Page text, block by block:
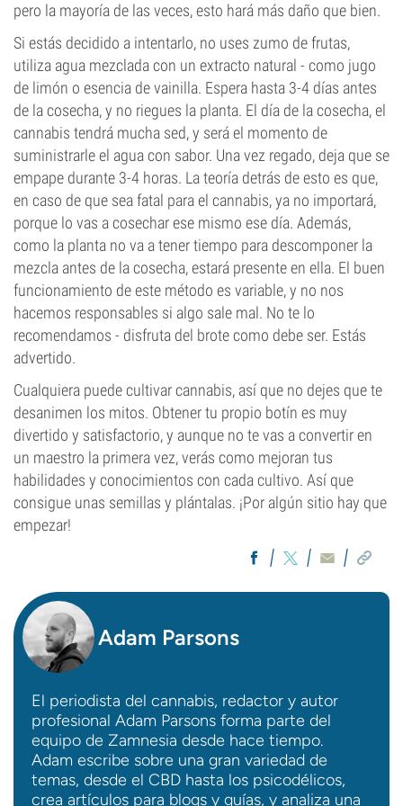
pero la mayoría de las veces, esto hará más daño que bien.
Si estás decidido a intentarlo, no uses zumo de frutas,
utiliza agua mezclada con un extracto natural - como jugo
de limón o esencia de vainilla. Espera hasta 3-4 días antes
de la cosecha, y no riegues la planta. El día de la cosecha, el
cannabis tendrá mucha sed, y será el momento de
suministrarle el agua con sabor. Una vez regado, deja que se
empape durante 3-4 horas. La teoría detrás de esto es que,
en caso de que sea fatal para el cannabis, ya no importará,
porque lo vas a cosechar ese mismo ese día. Además,
como la planta no va a tener tiempo para descomponer la
mezcla antes de la cosecha, estará presente en ella. El buen
funcionamiento de este método es variable, y no nos
hacemos responsables si algo sale mal. No te lo
recomendamos - disfruta del brote como debe ser. Estás
advertido.
Cualquiera puede cultivar cannabis, así que no dejes que te
desanimen los mitos. Obtener tu propio botín es muy
divertido y satisfactorio, y aunque no te vas a convertir en
un maestro la primera vez, verás como mejoran tus
habilidades y conocimientos con cada cultivo. Así que
consigue unas semillas y plántalas. ¡Por algún sitio hay que
empezar!
Adam Parsons
El periodista del cannabis, redactor y autor
profesional Adam Parsons forma parte del
equipo de Zamnesia desde hace tiempo.
Adam escribe sobre una gran variedad de
temas, desde el CBD hasta los psicodélicos,
crea artículos para blogs y guías, y analiza una